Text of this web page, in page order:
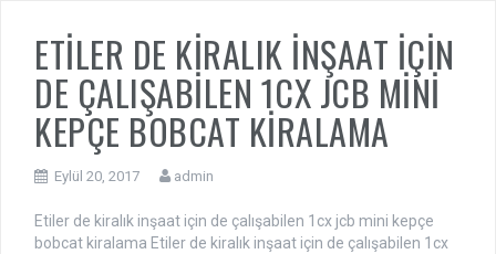
ETİLER DE KİRALIK İNŞAAT İÇİN
DE ÇALIŞABİLEN 1CX JCB MİNİ
KEPÇE BOBCAT KİRALAMA
Eylül 20, 2017 admin
Etiler de kiralık inşaat için de çalışabilen 1cx jcb mini kepçe
bobcat kiralama Etiler de kiralık inşaat için de çalışabilen 1cx